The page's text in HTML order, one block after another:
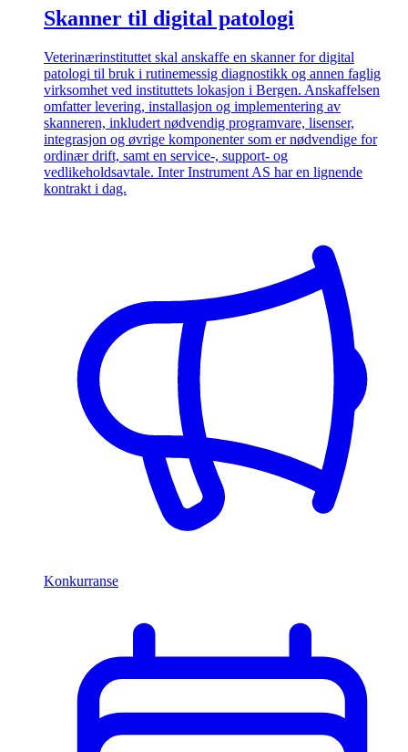
Skanner til digital patologi
Veterinærinstituttet skal anskaffe en skanner for digital
patologi til bruk i rutinemessig diagnostikk og annen faglig
virksomhet ved instituttets lokasjon i Bergen. Anskaffelsen
omfatter levering, installasjon og implementering av
skanneren, inkludert nødvendig programvare, lisenser,
integrasjon og øvrige komponenter som er nødvendige for
ordinær drift, samt en service-, support- og
vedlikeholdsavtale. Inter Instrument AS har en lignende
kontrakt i dag.
Konkurranse